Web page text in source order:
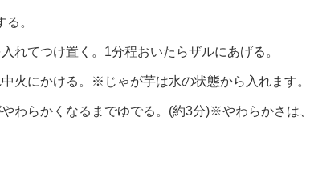
。
てつけ置く。1分程おいたらザルにあげる。
火にかける。※じゃが芋は水の状態から入れます。
わらかくなるまでゆでる。(約3分)※やわらかさは、